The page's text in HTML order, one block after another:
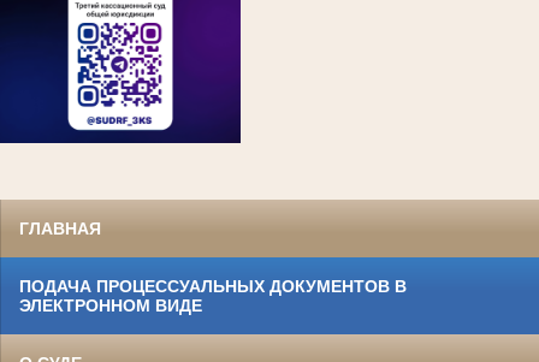
ГЛАВНАЯ
ПОДАЧА ПРОЦЕССУАЛЬНЫХ ДОКУМЕНТОВ В
ЭЛЕКТРОННОМ ВИДЕ